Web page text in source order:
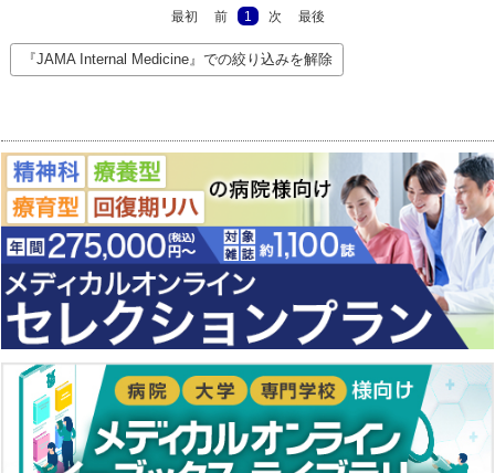
最初 前 1 次 最後
『JAMA Internal Medicine』での絞り込みを解除